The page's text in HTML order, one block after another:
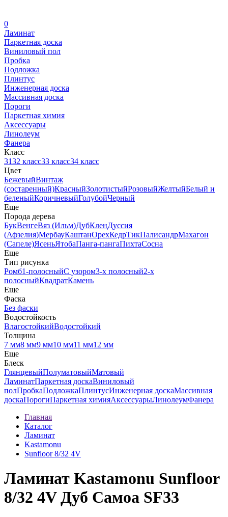
0
Ламинат
Паркетная доска
Виниловый пол
Пробка
Подложка
Плинтус
Инженерная доска
Массивная доска
Пороги
Паркетная химия
Аксессуары
Линолеум
Фанера
Класс
3132 класс33 класс34 класс
Цвет
БежевыйВинтаж
(состаренный)КрасныйЗолотистыйРозовыйЖелтыйБелый и
беленыйКоричневыйГолубойЧерный
Еще
Порода дерева
БукВенгеВяз (Ильм)ДубКленДуссия
(Афзелия)МербауКаштанОрехКедрТикПалисандрМахагон
(Сапеле)ЯсеньЯтобаПанга-пангаПихтаСосна
Еще
Тип рисунка
Ромб1-полосныйС узором3-х полосный2-х
полосныйКвадратКамень
Еще
Фаска
Без фаски
Водостойкость
ВлагостойкийВодостойкий
Толщина
7 мм8 мм9 мм10 мм11 мм12 мм
Еще
Блеск
ГлянцевыйПолуматовыйМатовый
ЛаминатПаркетная доскаВиниловый
полПробкаПодложкаПлинтусИнженерная доскаМассивная
доскаПорогиПаркетная химияАксессуарыЛинолеумФанера
Главная
Каталог
Ламинат
Kastamonu
Sunfloor 8/32 4V
Ламинат Kastamonu Sunfloor
8/32 4V Дуб Самоа SF33